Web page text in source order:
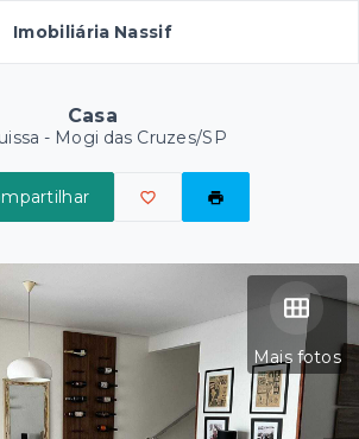
Imobiliária Nassif
Casa
- Mogi das Cruzes/SP
Mais fotos